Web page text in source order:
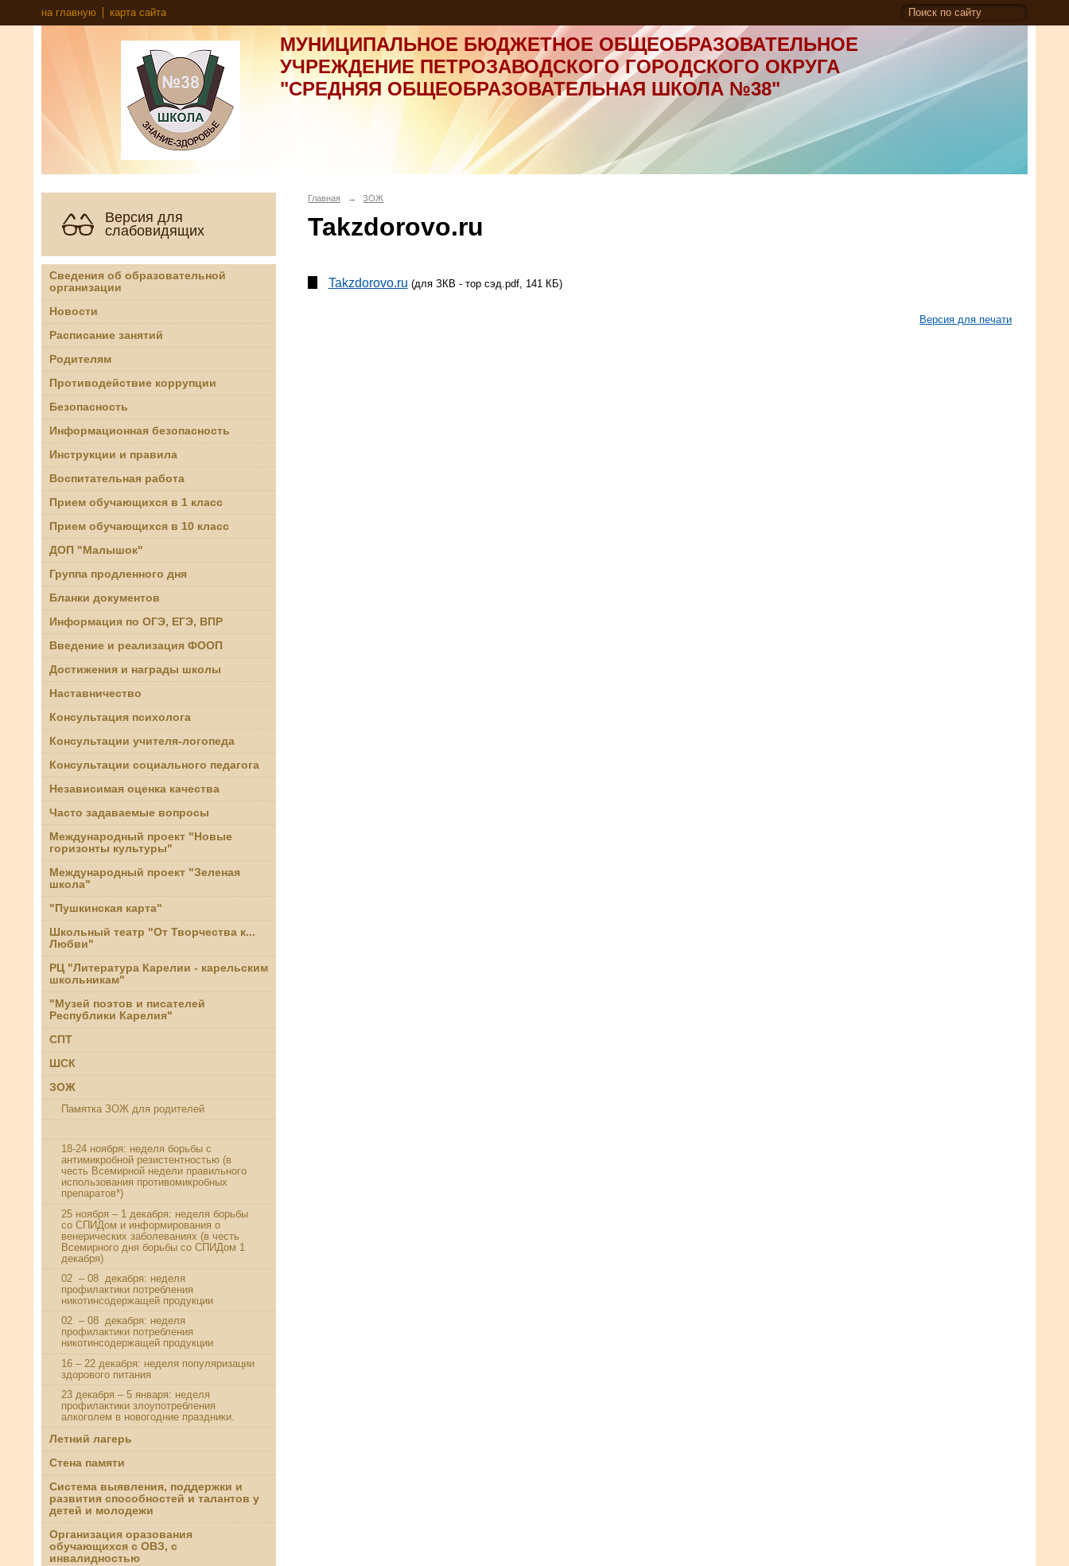
на главную карта сайта
МУНИЦИПАЛЬНОЕ БЮДЖЕТНОЕ ОБЩЕОБРАЗОВАТЕЛЬНОЕ
УЧРЕЖДЕНИЕ ПЕТРОЗАВОДСКОГО ГОРОДСКОГО ОКРУГА
"СРЕДНЯЯ ОБЩЕОБРАЗОВАТЕЛЬНАЯ ШКОЛА №38"
Версия для
слабовидящих
Сведения об образовательной
организации
Новости
Расписание занятий
Родителям
Противодействие коррупции
Безопасность
Информационная безопасность
Инструкции и правила
Воспитательная работа
Прием обучающихся в 1 класс
Прием обучающихся в 10 класс
ДОП "Малышок"
Группа продленного дня
Бланки документов
Информация по ОГЭ, ЕГЭ, ВПР
Введение и реализация ФООП
Достижения и награды школы
Наставничество
Консультация психолога
Консультации учителя-логопеда
Консультации социального педагога
Независимая оценка качества
Часто задаваемые вопросы
Международный проект "Новые
горизонты культуры"
Международный проект "Зеленая
школа"
"Пушкинская карта"
Школьный театр "От Творчества к...
Любви"
РЦ "Литература Карелии - карельским
школьникам"
"Музей поэтов и писателей
Республики Карелия"
СПТ
ШСК
ЗОЖ
Памятка ЗОЖ для родителей
18-24 ноября: неделя борьбы с
антимикробной резистентностью (в
честь Всемирной недели правильного
использования противомикробных
препаратов*)
25 ноября – 1 декабря: неделя борьбы
со СПИДом и информирования о
венерических заболеваниях (в честь
Всемирного дня борьбы со СПИДом 1
декабря)
02 – 08 декабря: неделя
профилактики потребления
никотинсодержащей продукции
02 – 08 декабря: неделя
профилактики потребления
никотинсодержащей продукции
16 – 22 декабря: неделя популяризации
здорового питания
23 декабря – 5 января: неделя
профилактики злоупотребления
алкоголем в новогодние праздники.
Летний лагерь
Стена памяти
Система выявления, поддержки и
развития способностей и талантов у
детей и молодежи
Организация оразования
обучающихся с ОВЗ, с
инвалидностью
Главная → ЗОЖ
Takzdorovo.ru
Takzdorovo.ru (для ЗКВ - тор сэд.pdf, 141 КБ)
Версия для печати